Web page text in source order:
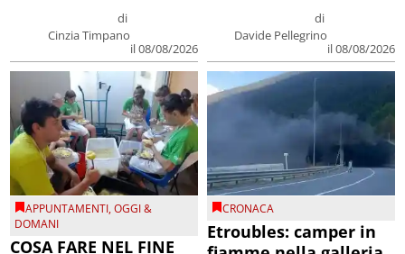
di
Cinzia Timpano
il 08/08/2026
di
Davide Pellegrino
il 08/08/2026
APPUNTAMENTI,OGGI &
DOMANI
COSA FARE NEL FINE
CRONACA
Etroubles: camper in